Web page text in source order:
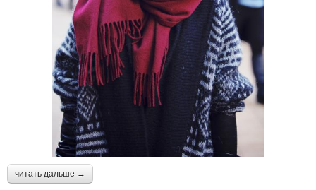
читать дальше →